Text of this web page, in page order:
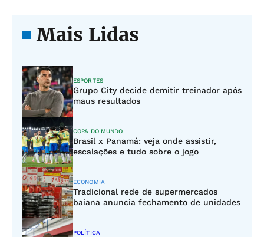
Mais Lidas
ESPORTES
Grupo City decide demitir treinador após
maus resultados
COPA DO MUNDO
Brasil x Panamá: veja onde assistir,
escalações e tudo sobre o jogo
ECONOMIA
Tradicional rede de supermercados
baiana anuncia fechamento de unidades
POLÍTICA